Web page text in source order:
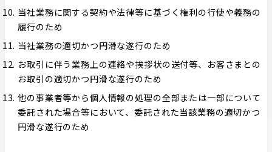
当社業務に関する契約や法律等に基づく権利の行使や義務の
履行のため
当社業務の適切かつ円滑な遂行のため
お取引に伴う業務上の連絡や挨拶状の送付等、お客さまとの
お取引の適切かつ円滑な遂行のため
他の事業者等から個人情報の処理の全部または一部について
委託された場合等において、委託された当該業務の適切かつ
円滑な遂行のため